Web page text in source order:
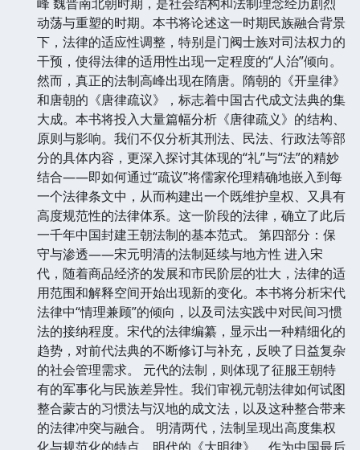
动荡与重塑的时期。本书将论述这一时期民族融合背景
下，法律的适应性调整，特别是门阀士族对司法权力的
干预，使得法律的适用性出现一定程度的“人治”倾向。
然而，真正的法制高峰出现在隋唐。隋朝的《开皇律》
和唐朝的《唐律疏议》，标志着中国古代成文法典的集
大成。本书将投入大量篇幅分析《唐律疏义》的结构、
原则与影响。我们不仅分析其刑法、民法、行政法等部
分的具体内容，更深入探讨其体现的“礼”与“法”的精妙
结合——即如何通过“疏议”将儒家伦理精确地嵌入到每
一个法律条文中，从而构建出一个既维护皇权、又具有
高度规范性的法律体系。这一阶段的法律，确立了此后
一千年中国封建王朝法制的基本范式。 第四部分：保
守与渗透——宋元明清的法制延续与地方性 进入宋
代，随着商品经济的发展和市民阶层的壮大，法律的适
用范围和解释空间开始出现新的变化。本书将分析宋代
法律中“情理兼顾”的倾向，以及司法实践中对民间习惯
法的接纳程度。宋代的法律编纂，显示出一种精细化的
趋势，对前代法典的不断修订与补充，反映了日益复杂
的社会管理需求。 元代的法制，则体现了征服王朝特
有的军事化与民族差异性。我们审视元朝法律如何试图
整合蒙古的习惯法与汉地的成文法，以及这种整合带来
的法律冲突与融合。 明清两代，法制呈现出高度集权